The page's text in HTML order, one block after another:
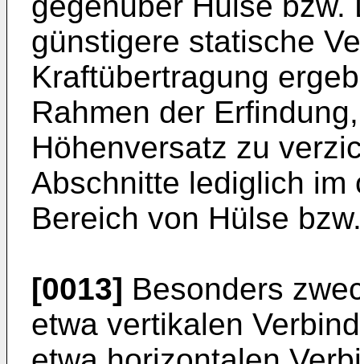
günstigere statische
Kraftübertragung
Rahmen der
Höhenversatz zu
Abschnitte lediglich im
Bereich von Hülse
[0013] Besonders
etwa vertikalen